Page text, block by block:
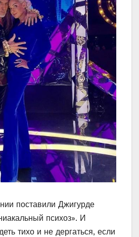
поставили Джигурде
психоз». И
тихо и не дергаться, если